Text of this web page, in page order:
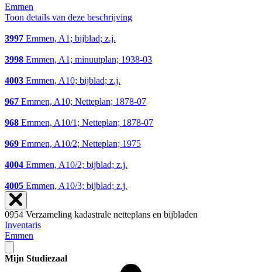
Emmen
Toon details van deze beschrijving
3997 Emmen, A1; bijblad; z.j.
3998 Emmen, A1; minuutplan; 1938-03
4003 Emmen, A10; bijblad; z.j.
967 Emmen, A10; Netteplan; 1878-07
968 Emmen, A10/1; Netteplan; 1878-07
969 Emmen, A10/2; Netteplan; 1975
4004 Emmen, A10/2; bijblad; z.j.
4005 Emmen, A10/3; bijblad; z.j.
0954 Verzameling kadastrale netteplans en bijbladen
Inventaris
Emmen
Mijn Studiezaal